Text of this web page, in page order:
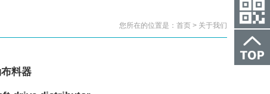
您所在的位置是：首页 > 关于我们
料器